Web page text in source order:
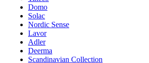
Domo
Solac
Nordic Sense
Lavor
Adler
Deerma
Scandinavian Collection